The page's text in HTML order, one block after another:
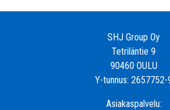
SHJ Group Oy
Tetriläntie 9
90460 OULU
Y-tunnus: 2657752-
Asiakaspalvelu: